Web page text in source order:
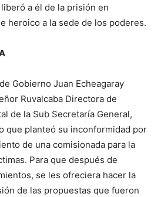
a él de la prisión en
heroico a la sede de los poderes.
Gobierno Juan Echeagaray
Ruvalcaba Directora de
de la Sub Secretaría General,
que planteó su inconformidad por
de una comisionada para la
Para que después de
se les ofreciera hacer la
de las propuestas que fueron